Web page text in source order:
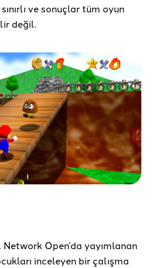
ve sonuçlar tüm oyun
değil.
Open’da yayımlanan
inceleyen bir çalışma